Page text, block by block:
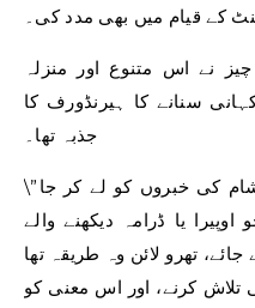
کے قیام میں بھی مدد کی۔
نے اس متنوع اور منزلہ
سنانے کا ہیرنڈورف کا
جذبہ تھا۔
\”چاہے یہ ایک بڑی کہانی ہو جو شام کی خبروں کو لے کر جا
یا ڈرامہ دیکھنے والے
جائے، تھرو لائن وہ طریقہ تھا
کرنے، اور اس معنی کو